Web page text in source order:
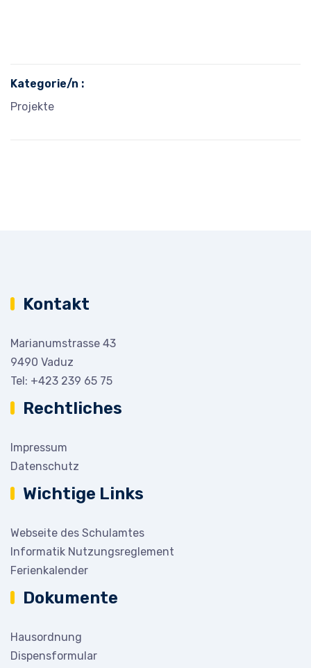
Kategorie/n :
Projekte
Kontakt
Marianumstrasse 43
9490 Vaduz
Tel: +423 239 65 75
Rechtliches
Impressum
Datenschutz
Wichtige Links
Webseite des Schulamtes
Informatik Nutzungsreglement
Ferienkalender
Dokumente
Hausordnung
Dispensformular